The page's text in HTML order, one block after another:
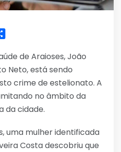
de Araioses, João
Neto, está sendo
crime de estelionato. A
no âmbito da
da cidade.
uma mulher identificada
Costa descobriu que